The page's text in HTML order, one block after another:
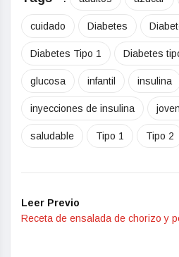
cuidado Diabetes
Diabetes Tipo 1 Diabetes
glucosa infantil insulina
inyecciones de insulina
saludable Tipo 1 Tipo 2
Leer Previo
Receta de ensalada de chorizo y